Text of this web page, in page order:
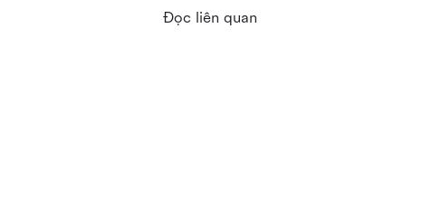
Đọc liên quan